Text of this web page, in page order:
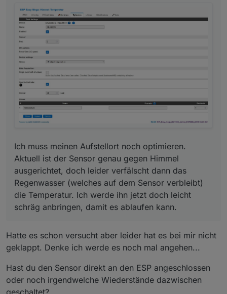
doch leider verfälscht dann das Regenwasser
(welches auf dem Sensor verbleibt) die Temperatur.
Ich werde ihn jetzt doch leicht schräg anbringen,
Ich muss meinen Aufstellort noch optimieren.
Aktuell ist der Sensor genau gegen Himmel
ausgerichtet, doch leider verfälscht dann das
Regenwasser (welches auf dem Sensor verbleibt)
die Temperatur. Ich werde ihn jetzt doch leicht
schräg anbringen, damit es ablaufen kann.
Hatte es schon versucht aber leider hat es bei mir nicht
geklappt. Denke ich werde es noch mal angehen...
Hast du den Sensor direkt an den ESP angeschlossen
oder noch irgendwelche Wiederstände dazwischen